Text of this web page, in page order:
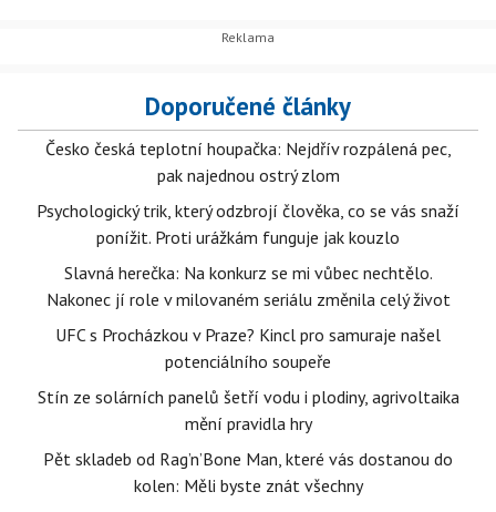
Doporučené články
Česko česká teplotní houpačka: Nejdřív rozpálená pec,
pak najednou ostrý zlom
Psychologický trik, který odzbrojí člověka, co se vás snaží
ponížit. Proti urážkám funguje jak kouzlo
Slavná herečka: Na konkurz se mi vůbec nechtělo.
Nakonec jí role v milovaném seriálu změnila celý život
UFC s Procházkou v Praze? Kincl pro samuraje našel
potenciálního soupeře
Stín ze solárních panelů šetří vodu i plodiny, agrivoltaika
mění pravidla hry
Pět skladeb od Rag’n’Bone Man, které vás dostanou do
kolen: Měli byste znát všechny